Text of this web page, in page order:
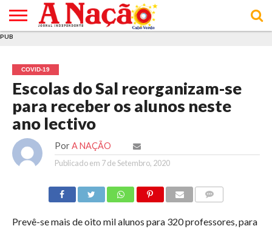
E DE
COOKIES
DE
UTILIZAÇÃO
PUB
COVID-19
Escolas do Sal reorganizam-se
para receber os alunos neste
ano lectivo
Por A NAÇÃO
Publicado em 7 de Setembro, 2020
Prevê-se mais de oito mil alunos para 320 professores, para